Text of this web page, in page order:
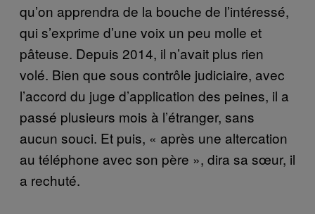
qu’on apprendra de la bouche de l’intéressé,
qui s’exprime d’une voix un peu molle et
pâteuse. Depuis 2014, il n’avait plus rien
volé. Bien que sous contrôle judiciaire, avec
l’accord du juge d’application des peines, il a
passé plusieurs mois à l’étranger, sans
aucun souci. Et puis, « après une altercation
au téléphone avec son père », dira sa sœur, il
a rechuté.